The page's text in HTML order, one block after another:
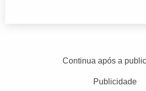
Continua após a
Publicidade